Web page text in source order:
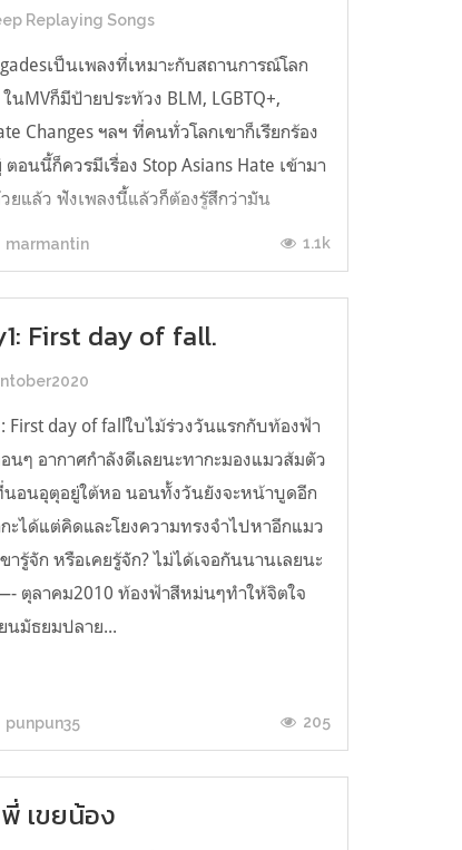
Replaying Songs
เป็นเพลงที่เหมาะกับสถานการณ์โลก
นMVก็มีป้ายประท้วง BLM, LGBTQ+,
Changes ฯลฯ ที่คนทั่วโลกเขาก็เรียกร้อง
อนนี้ก็ควรมีเรื่อง Stop Asians Hate เข้ามา
ยแล้ว ฟังเพลงนี้แล้วก็ต้องรู้สึกว่ามัน
องกับตัวเราไม่แง่ใดก็แง่หนึ่งละถึงแม้บาง
คนเขาเรียกร้องกัน เรา...
marmantin 1.1k
First day of fall.
First day of fallใบไม้ร่วงวันแรกกับท้องฟ้า
นๆ อากาศกำลังดีเลยนะทากะมองแมวส้มตัว
อนอุตุอยู่ใต้หอ นอนทั้งวันยังจะหน้าบูดอีก
ะได้แต่คิดและโยงความทรงจำไปหาอีกแมว
ารู้จัก หรือเคยรู้จัก? ไม่ได้เจอกันนานเลยนะ
ตุลาคม2010 ท้องฟ้าสีหม่นๆทำให้จิตใจ
นมัธยมปลาย...
punpun35 205
เขยน้อง